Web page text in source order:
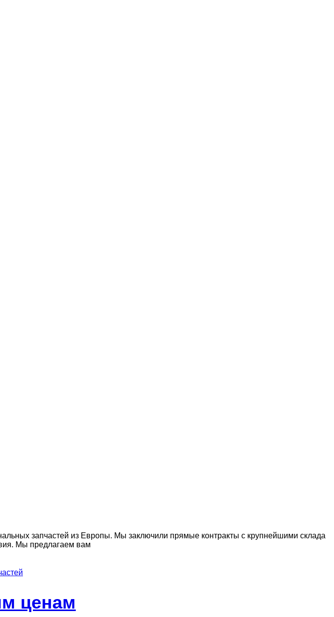
запчастей из Европы. Мы заключили прямые контракты с крупнейшими склада
Мы предлагаем вам
ценам